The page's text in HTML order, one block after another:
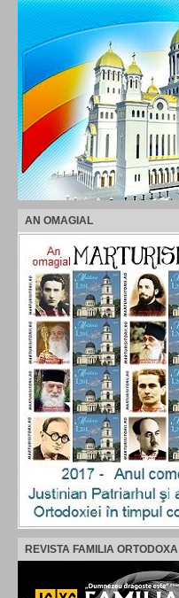
AN OMAGIAL
REVISTA FAMILIA ORTODOXA